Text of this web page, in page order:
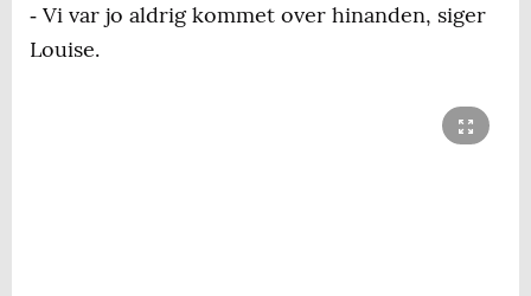
‐ Vi var jo aldrig kommet over hinanden, siger
Louise.